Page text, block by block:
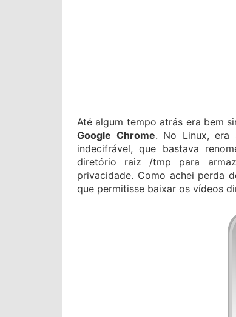
Até algum tempo atrás era bem
Google Chrome. No Linux,
indecifrável, que bastava
diretório raiz /tmp para
privacidade. Como achei perda
que permitisse baixar os vídeos